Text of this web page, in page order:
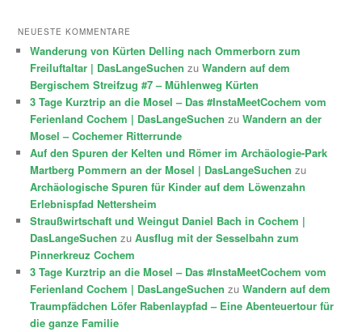
NEUESTE KOMMENTARE
Wanderung von Kürten Delling nach Ommerborn zum
Freiluftaltar | DasLangeSuchen zuWandern auf dem
Bergischem Streifzug #7 – Mühlenweg Kürten
3 Tage Kurztrip an die Mosel – Das #InstaMeetCochem vom
Ferienland Cochem | DasLangeSuchen zuWandern an der
Mosel – Cochemer Ritterrunde
Auf den Spuren der Kelten und Römer im Archäologie-Park
Martberg Pommern an der Mosel | DasLangeSuchen zu
Archäologische Spuren für Kinder auf dem Löwenzahn
Erlebnispfad Nettersheim
Straußwirtschaft und Weingut Daniel Bach in Cochem |
DasLangeSuchen zuAusflug mit der Sesselbahn zum
Pinnerkreuz Cochem
3 Tage Kurztrip an die Mosel – Das #InstaMeetCochem vom
Ferienland Cochem | DasLangeSuchen zuWandern auf dem
Traumpfädchen Löfer Rabenlaypfad – Eine Abenteuertour für
die ganze Familie